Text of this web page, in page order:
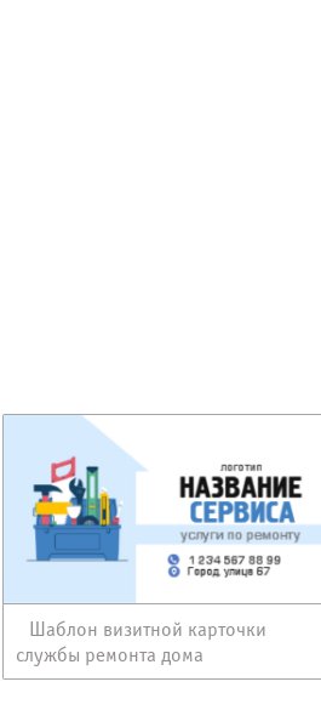
Шаблон визитной карточки
службы ремонта дома